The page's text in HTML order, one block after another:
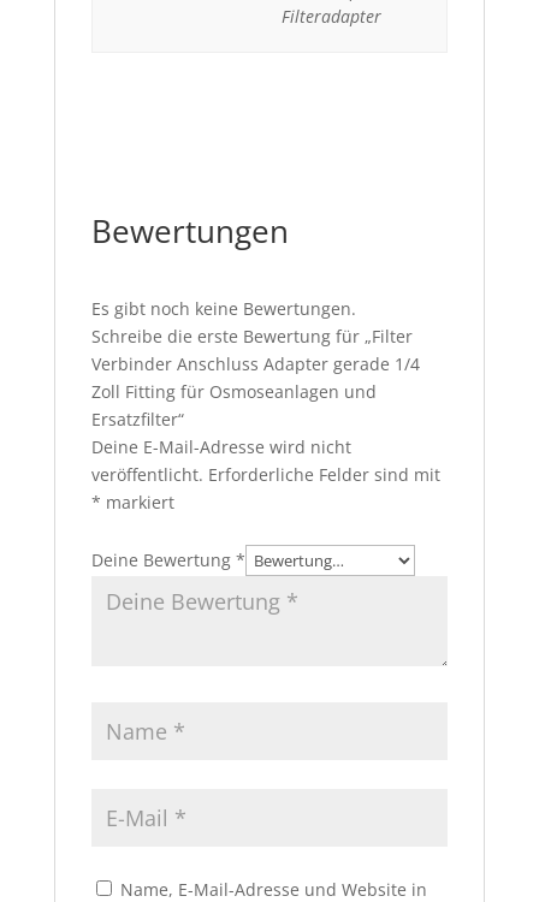
Filteradapter
Bewertungen
Es gibt noch keine Bewertungen.
Schreibe die erste Bewertung für „Filter
Verbinder Anschluss Adapter gerade 1/4
Zoll Fitting für Osmoseanlagen und
Ersatzfilter“
Deine E-Mail-Adresse wird nicht
veröffentlicht. Erforderliche Felder sind mit
* markiert
Deine Bewertung *
Name, E-Mail-Adresse und Website in